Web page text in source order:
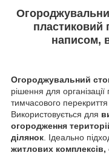
пластиковий
написом,
Огороджувальний
рішення для
тимчасового перекриття
Використовується для
огородження
ділянок. Ідеально
житлових комплексів,